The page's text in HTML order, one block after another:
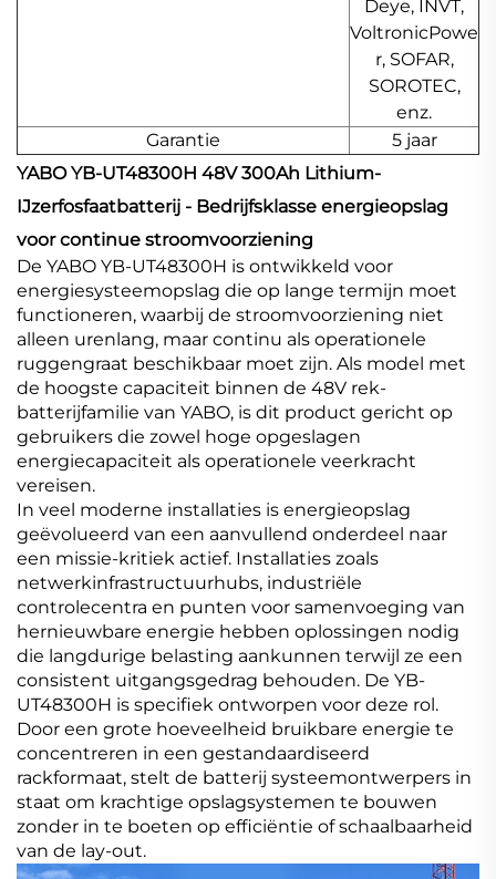
Deye, INVT,
VoltronicPowe
r, SOFAR,
SOROTEC,
enz.
Garantie
5 jaar
YABO YB-UT48300H 48V 300Ah Lithium-
IJzerfosfaatbatterij - Bedrijfsklasse energieopslag
voor continue stroomvoorziening
De YABO YB-UT48300H is ontwikkeld voor
energiesysteemopslag die op lange termijn moet
functioneren, waarbij de stroomvoorziening niet
alleen urenlang, maar continu als operationele
ruggengraat beschikbaar moet zijn. Als model met
de hoogste capaciteit binnen de 48V rek-
batterijfamilie van YABO, is dit product gericht op
gebruikers die zowel hoge opgeslagen
energiecapaciteit als operationele veerkracht
vereisen.
In veel moderne installaties is energieopslag
geëvolueerd van een aanvullend onderdeel naar
een missie-kritiek actief. Installaties zoals
netwerkinfrastructuurhubs, industriële
controlecentra en punten voor samenvoeging van
hernieuwbare energie hebben oplossingen nodig
die langdurige belasting aankunnen terwijl ze een
consistent uitgangsgedrag behouden. De YB-
UT48300H is specifiek ontworpen voor deze rol.
Door een grote hoeveelheid bruikbare energie te
concentreren in een gestandaardiseerd
rackformaat, stelt de batterij systeemontwerpers in
staat om krachtige opslagsystemen te bouwen
zonder in te boeten op efficiëntie of schaalbaarheid
van de lay-out.